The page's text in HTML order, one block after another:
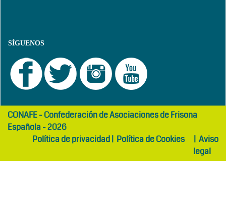
SÍGUENOS
girls
abaya
maltepe
otelCONAFE - Confederación de Asociaciones de Frisona
Española - 2026
Política de privacidad| Política de Cookies | Aviso
legal